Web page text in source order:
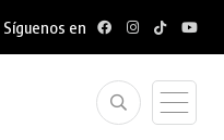
Síguenos en